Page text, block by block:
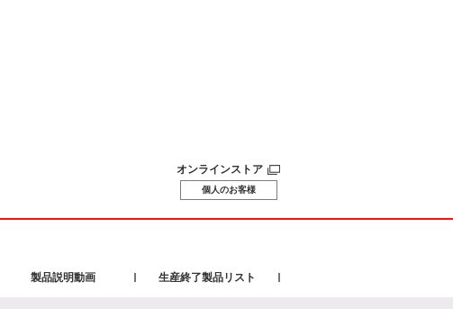
オンラインストア
個人のお客様
製品説明動画 生産終了製品リスト